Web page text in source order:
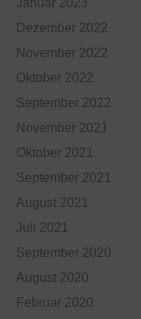
Dezember 2022
November 2022
Oktober 2022
September 2022
November 2021
Oktober 2021
September 2021
August 2021
Juli 2021
September 2020
August 2020
Februar 2020